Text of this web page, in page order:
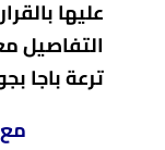
التفاصيل
ترعة باجا
مع